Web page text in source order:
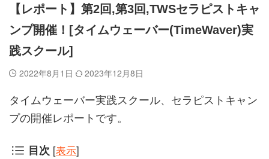
【レポート】第2回,第3回,TWSセラピストキャ
ンプ開催！[タイムウェーバー(TimeWaver)実
践スクール]
2022年8月1日 2023年12月8日
タイムウェーバー実践スクール、セラピストキャン
プの開催レポートです。
目次 [表示]